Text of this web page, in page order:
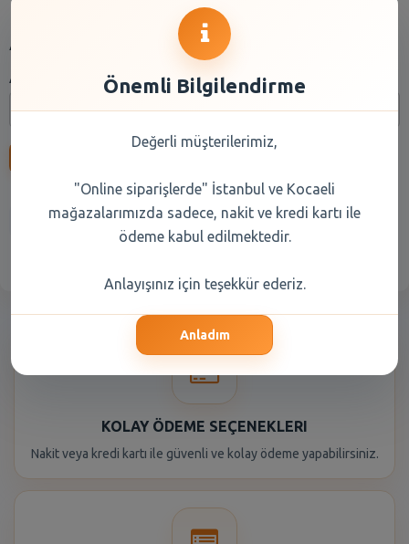
Arama
Arama:
Anasayfa Kuru Gıda Reyon Seçiniz
KOLAY ÖDEME SEÇENEKLERI
Nakit veya kredi kartı ile güvenli ve kolay ödeme yapabilirsiniz.
Önemli Bilgilendirme
Değerli müşterilerimiz,
"Online siparişlerde" İstanbul ve Kocaeli
mağazalarımızda sadece, nakit ve kredi kartı ile
ödeme kabul edilmektedir.
Anlayışınız için teşekkür ederiz.
Anladım